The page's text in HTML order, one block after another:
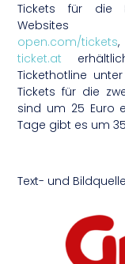
Tickets für die
open.com/tickets
ticket.at
Tickethotline
Tickets für die
sind um 25 Euro
Tage gibt es um
Text- und